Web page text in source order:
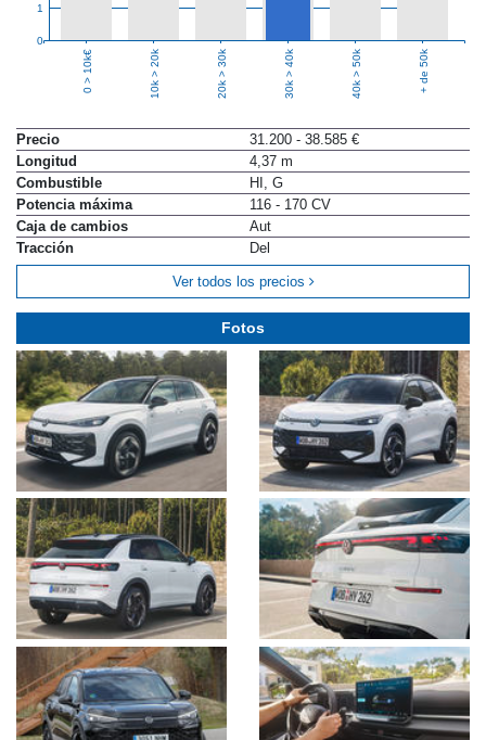
0
1
0 > 10k€ 10k > 20k 20k > 30k 30k > 40k 40k > 50k + de 50k
Precio
31.200 - 38.585 €
Longitud
4,37 m
Combustible
HI, G
Potencia máxima
116 - 170 CV
Caja de cambios
Aut
Tracción
Del
Ver todos los precios
Fotos